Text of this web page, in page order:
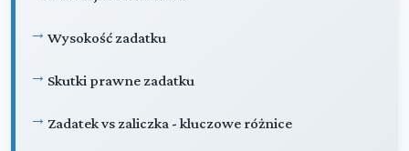
Wysokość zadatku
Skutki prawne zadatku
Zadatek vs zaliczka - kluczowe różnice